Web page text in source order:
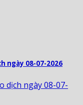
ngày 08-07-2026
dịch ngày 08-07-